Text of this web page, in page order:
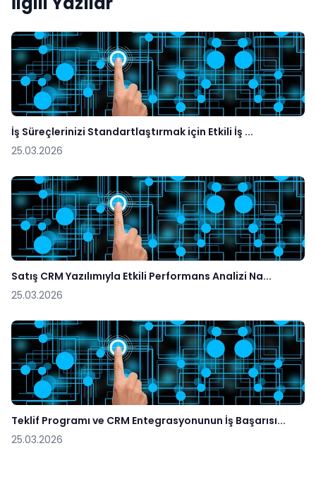
İş Süreçlerinizi Standartlaştırmak için Etkili İş ...
25.03.2026
Satış CRM Yazılımıyla Etkili Performans Analizi Na...
25.03.2026
Teklif Programı ve CRM Entegrasyonunun İş Başarısı...
25.03.2026